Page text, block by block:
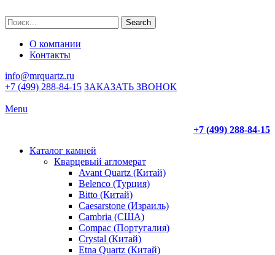
Search
О компании
Контакты
info@mrquartz.ru
+7 (499) 288-84-15 ЗАКАЗАТЬ ЗВОНОК
Menu
+7 (499) 288-84-15
Каталог камней
Кварцевый агломерат
Avant Quartz (Китай)
Belenco (Турция)
Bitto (Китай)
Caesarstone (Израиль)
Cambria (США)
Compac (Португалия)
Crystal (Китай)
Etna Quartz (Китай)